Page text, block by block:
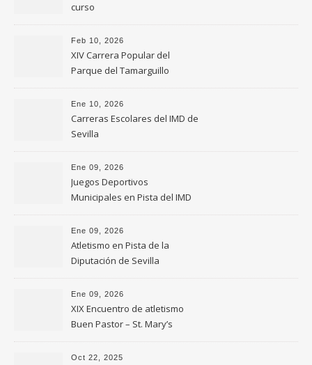
curso
Feb 10, 2026
XIV Carrera Popular del
Parque del Tamarguillo
Ene 10, 2026
Carreras Escolares del IMD de
Sevilla
Ene 09, 2026
Juegos Deportivos
Municipales en Pista del IMD
de Sevilla
Ene 09, 2026
Atletismo en Pista de la
Diputación de Sevilla
Ene 09, 2026
XIX Encuentro de atletismo
Buen Pastor – St. Mary’s
Oct 22, 2025